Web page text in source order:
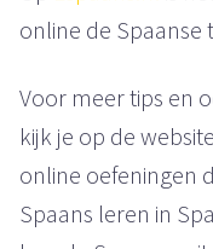
online de Spaanse
Voor meer tips en
kijk je op de website
online oefeningen
Spaans leren in